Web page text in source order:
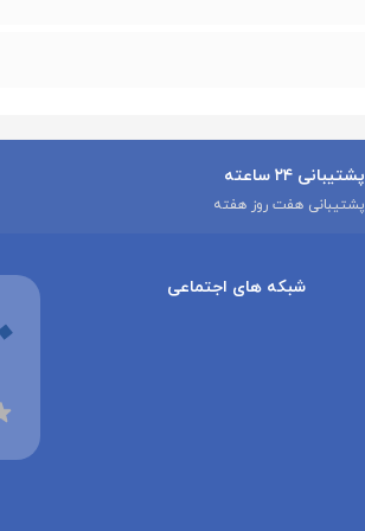
پشتیبانی ۲۴ ساعته
پشتیبانی هفت روز هفته
شبکه های اجتماعی